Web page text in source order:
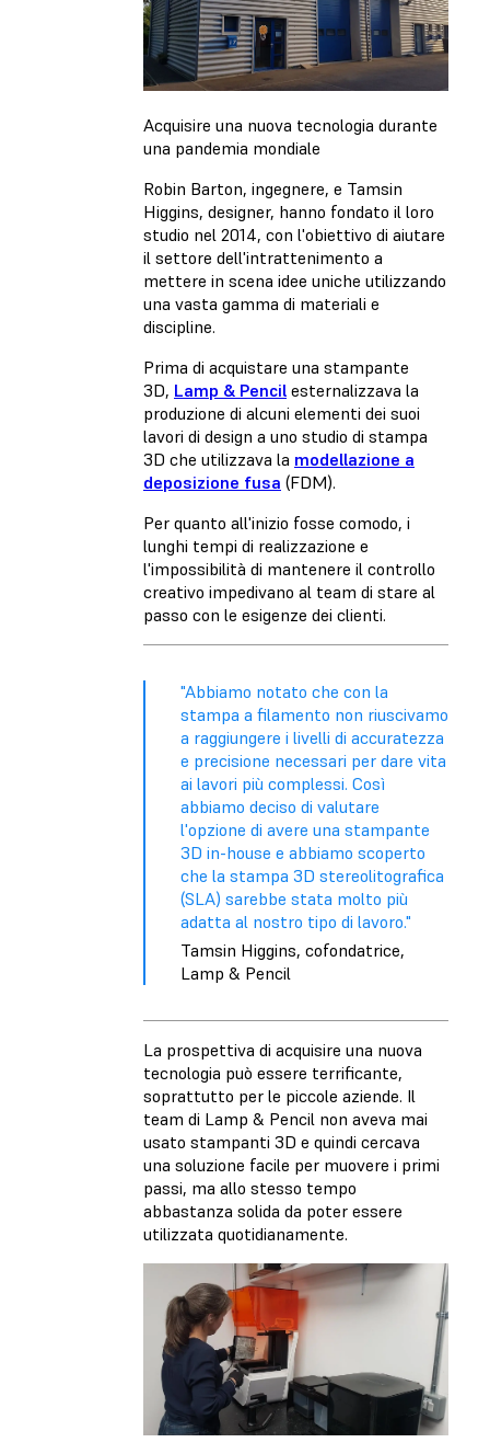
Acquisire una nuova tecnologia durante
una pandemia mondiale
Robin Barton, ingegnere, e Tamsin
Higgins, designer, hanno fondato il loro
studio nel 2014, con l'obiettivo di aiutare
il settore dell'intrattenimento a
mettere in scena idee uniche utilizzando
una vasta gamma di materiali e
discipline.
Prima di acquistare una stampante
3D, Lamp & Pencil esternalizzava la
produzione di alcuni elementi dei suoi
lavori di design a uno studio di stampa
3D che utilizzava la modellazione a
deposizione fusa (FDM).
Per quanto all'inizio fosse comodo, i
lunghi tempi di realizzazione e
l'impossibilità di mantenere il controllo
creativo impedivano al team di stare al
passo con le esigenze dei clienti.
"Abbiamo notato che con la
stampa a filamento non riuscivamo
a raggiungere i livelli di accuratezza
e precisione necessari per dare vita
ai lavori più complessi. Così
abbiamo deciso di valutare
l'opzione di avere una stampante
3D in-house e abbiamo scoperto
che la stampa 3D stereolitografica
(SLA) sarebbe stata molto più
adatta al nostro tipo di lavoro."
Tamsin Higgins, cofondatrice,
Lamp & Pencil
La prospettiva di acquisire una nuova
tecnologia può essere terrificante,
soprattutto per le piccole aziende. Il
team di Lamp & Pencil non aveva mai
usato stampanti 3D e quindi cercava
una soluzione facile per muovere i primi
passi, ma allo stesso tempo
abbastanza solida da poter essere
utilizzata quotidianamente.